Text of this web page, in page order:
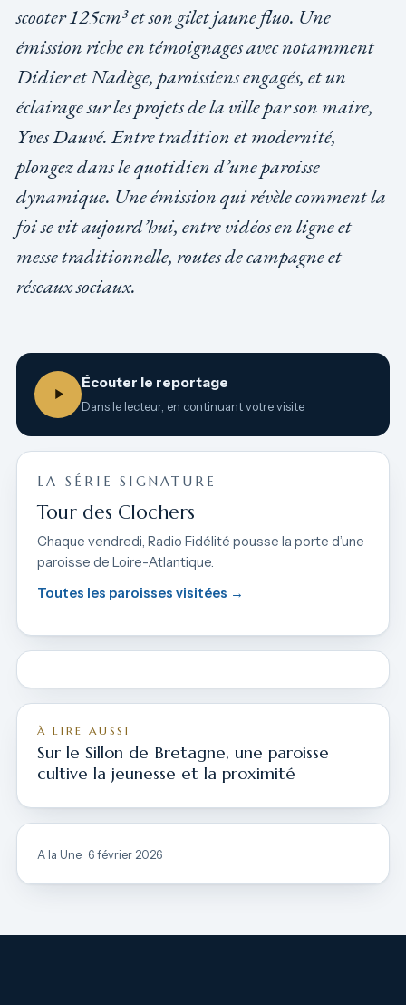
scooter 125cm³ et son gilet jaune fluo. Une
émission riche en témoignages avec notamment
Didier et Nadège, paroissiens engagés, et un
éclairage sur les projets de la ville par son maire,
Yves Dauvé. Entre tradition et modernité,
plongez dans le quotidien d’une paroisse
dynamique. Une émission qui révèle comment la
foi se vit aujourd’hui, entre vidéos en ligne et
messe traditionnelle, routes de campagne et
réseaux sociaux.
Écouter le reportage
Dans le lecteur, en continuant votre visite
LA SÉRIE SIGNATURE
Tour des Clochers
Chaque vendredi, Radio Fidélité pousse la porte d’une
paroisse de Loire-Atlantique.
Toutes les paroisses visitées →
À LIRE AUSSI
Sur le Sillon de Bretagne, une paroisse
cultive la jeunesse et la proximité
A la Une · 6 février 2026